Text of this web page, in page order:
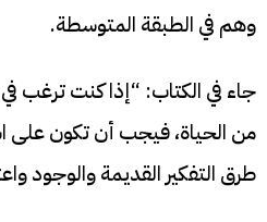
وهم في الطبقة المتوسطة.
جاء في الكتاب: “إذا كنت ترغب
من الحياة، فيجب أن تكون
طرق التفكير القديمة والوجود